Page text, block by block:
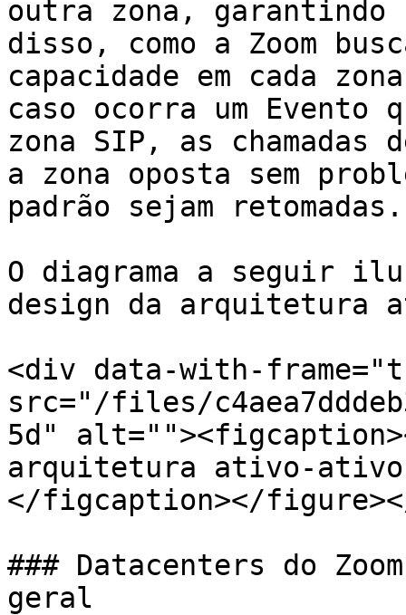
outra zona,
disso, como a Zoom
capacidade em cada
caso ocorra um Evento
zona SIP, as
a zona oposta sem
padrão sejam retomadas.
O diagrama a seguir
design da arquitetura
<div data-with-
src="/files/
5d"
arquitetura ativo-ativo
</figcaption></
### Datacenters do
geral